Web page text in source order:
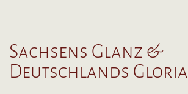
Sachsens Glanz &
Deutschlands Gloria